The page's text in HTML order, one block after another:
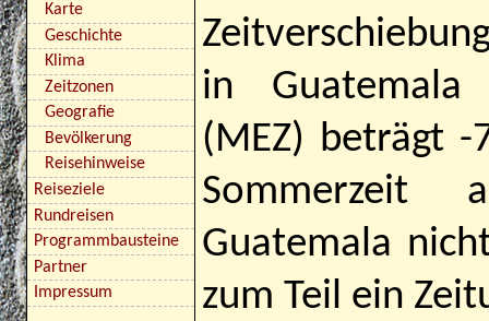
Karte
Geschichte
Klima
Zeitzonen
Geografie
Bevölkerung
Reisehinweise
Reiseziele
Rundreisen
Programmbausteine
Partner
Impressum
in Guatemala
(MEZ) beträgt
Guatemala
zum Teil ein